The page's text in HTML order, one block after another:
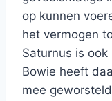
op kunnen
het vermogen
Saturnus is ook
Bowie heeft
mee